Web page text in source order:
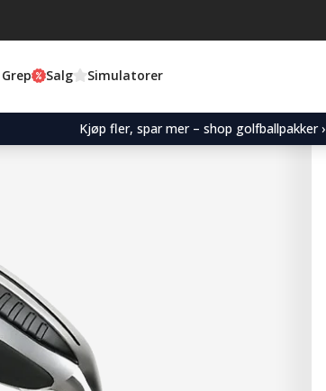
Salg Simulatorer
Kjøp fler, spar mer – shop golfballpakker ›